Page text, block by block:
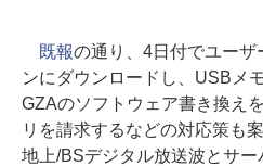
既報の通り、4日付でユーザ
ンにダウンロードし、USBメ
GZAのソフトウェア書き換え
リを請求するなどの対応策も
地上/BSデジタル放送波とサ